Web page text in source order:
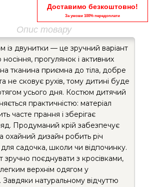
Доставимо безкоштовно!
За умови 100% передоплати
Опис товару
із двунитки — це зручний варіант
прогулянок і активних
тканина приємна до тіла, добре
не сковує рухів, тому дитині буде
усього дня. Костюм дитячий
практичністю: матеріал
часте прання і зберігає
Продуманий крій забезпечує
охайний дизайн робить річ
садочка, школи чи відпочинку.
зручно поєднувати з кросівками,
верхнім одягом у
Завдяки натуральному відчуттю